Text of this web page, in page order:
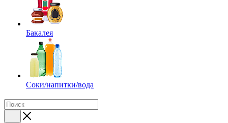
Бакалея
Соки/напитки/вода